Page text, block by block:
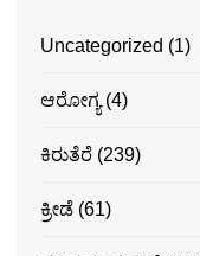
Uncategorized (1)
ಆರೋಗ್ಯ(4)
ಕಿರುತೆರೆ (239)
ಕ್ರೀಡೆ (61)